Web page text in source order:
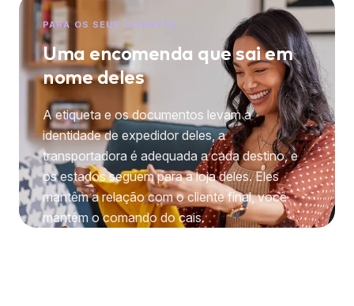
PARA OS SEUS CLIENTES
Uma encomenda que sai em
nome deles
A etiqueta e os documentos levam a
identidade de expedidor deles, a
transportadora é adequada a cada destino, e
os estados seguem para a loja deles. Eles
mantêm a relação com o cliente final, você
mantém o comando do cais.